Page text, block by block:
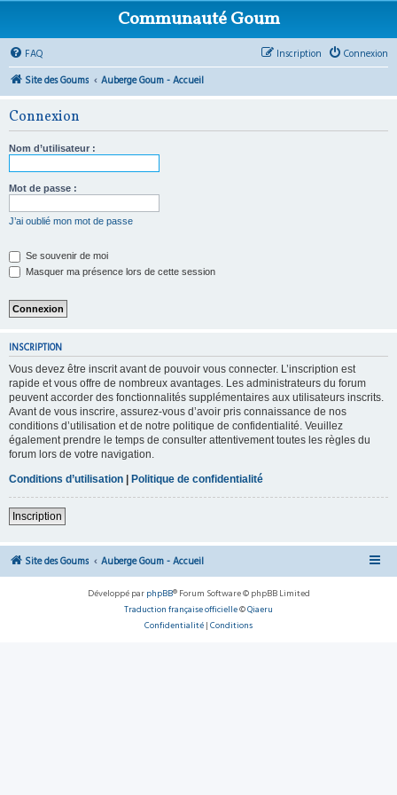
Communauté Goum
FAQ Connexion
Inscription
Site des Goums
Auberge Goum - Accueil
Connexion
Nom d’utilisateur :
Mot de passe :
J’ai oublié mon mot de passe
Se souvenir de moi
Masquer ma présence lors de cette session
INSCRIPTION
Vous devez être inscrit avant de pouvoir vous connecter. L’inscription est
rapide et vous offre de nombreux avantages. Les administrateurs du forum
peuvent accorder des fonctionnalités supplémentaires aux utilisateurs inscrits.
Avant de vous inscrire, assurez-vous d’avoir pris connaissance de nos
conditions d’utilisation et de notre politique de confidentialité. Veuillez
également prendre le temps de consulter attentivement toutes les règles du
forum lors de votre navigation.
Conditions d’utilisation | Politique de confidentialité
Inscription
Site des Goums Auberge Goum - Accueil
Développé par phpBB® Forum Software © phpBB Limited
Traduction française officielle©Qiaeru
Confidentialité | Conditions